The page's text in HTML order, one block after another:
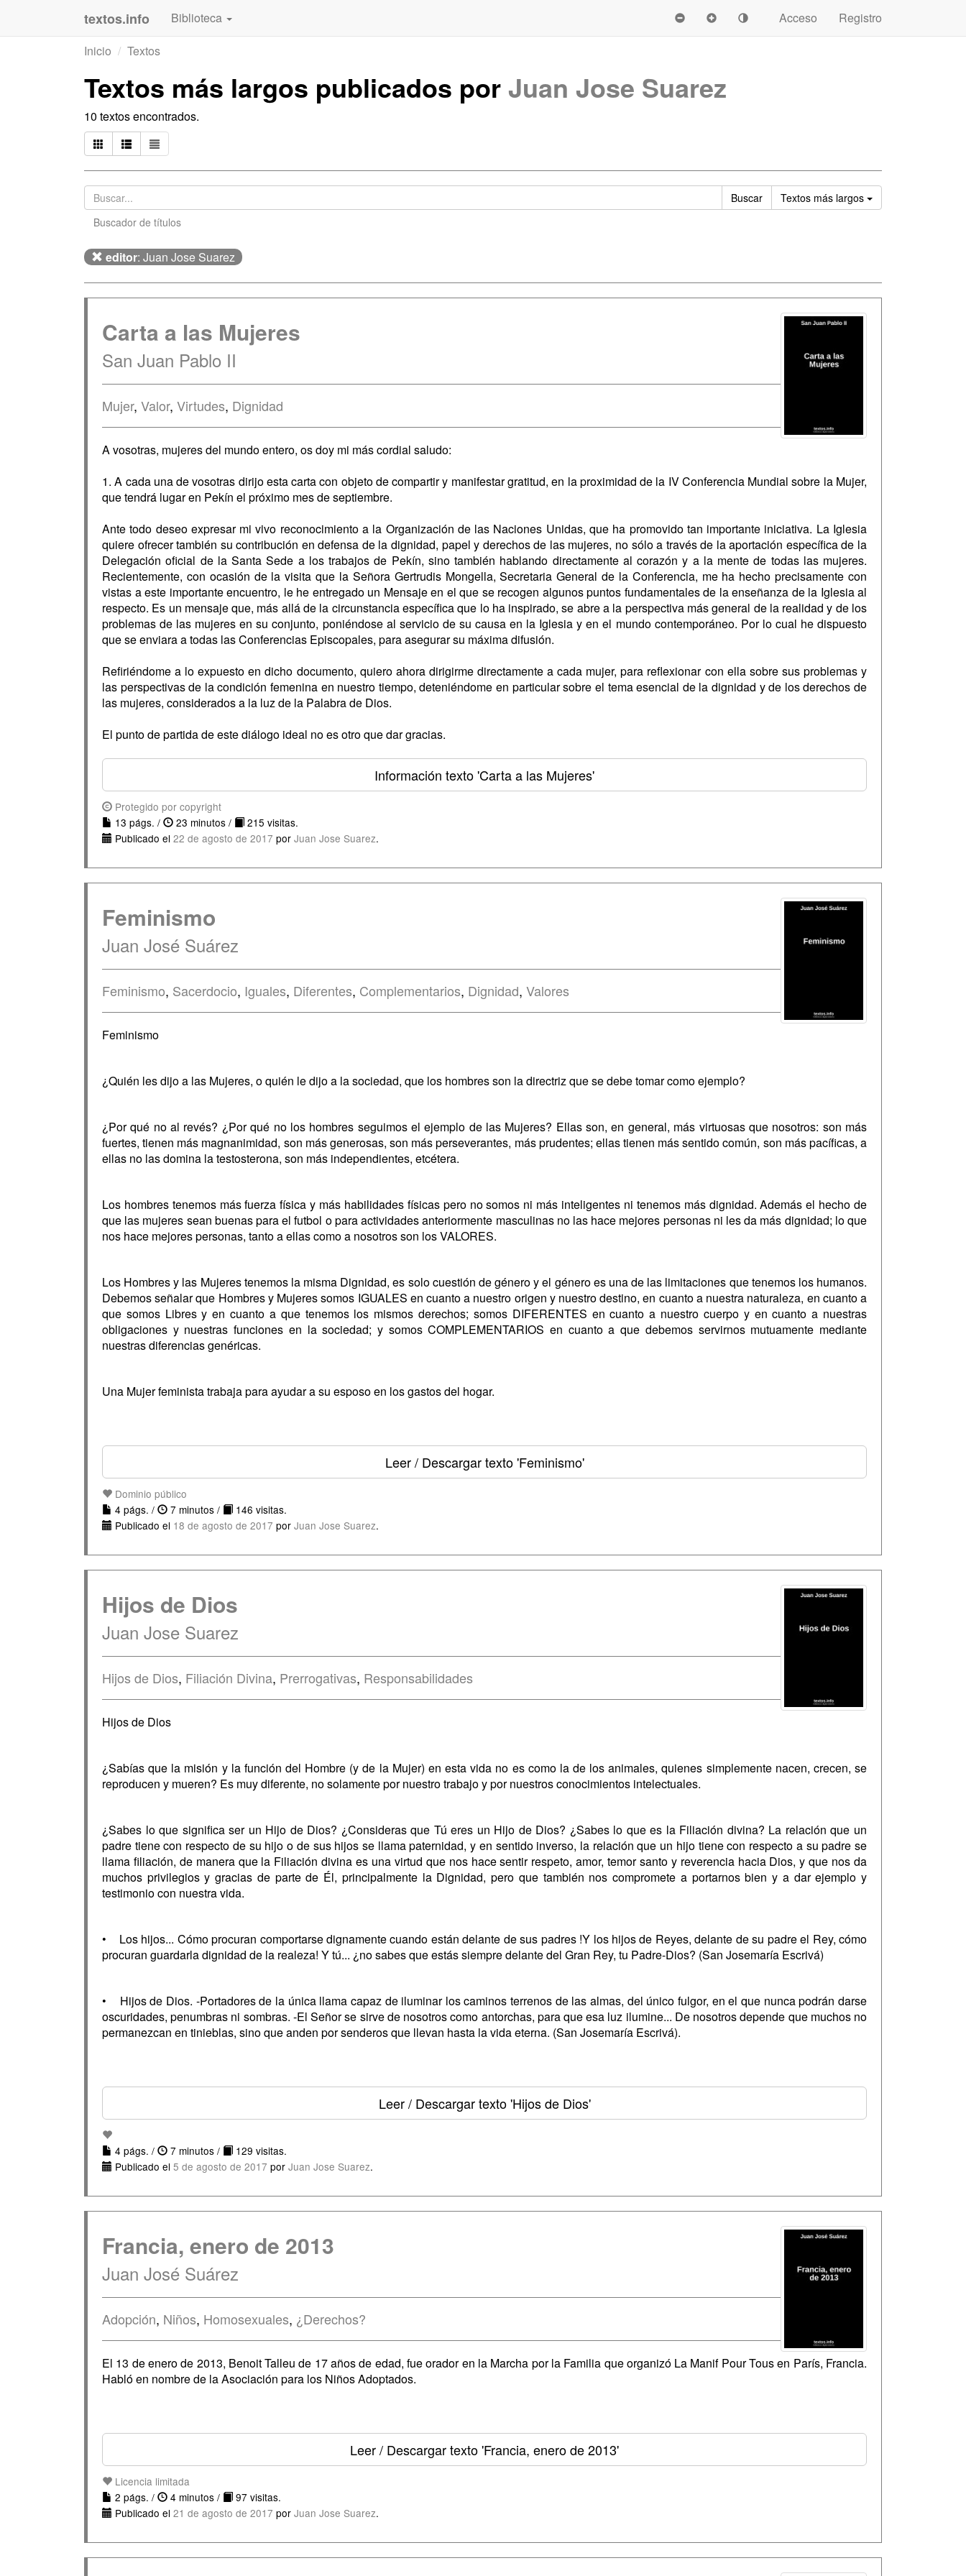
textos.info Biblioteca Acceso
Registro
Inicio
Textos
Textos más largos publicados por Juan Jose Suarez
10 textos encontrados.
Buscar Textos más largos Ordenar
Buscador de títulos
editor: Juan Jose Suarez
Carta a las Mujeres
San Juan Pablo II
Mujer, Valor, Virtudes, Dignidad
A vosotras, mujeres del mundo entero, os doy mi más cordial saludo:
1. A cada una de vosotras dirijo esta carta con objeto de compartir y manifestar gratitud, en la proximidad de la IV Conferencia Mundial sobre la Mujer,
que tendrá lugar en Pekín el próximo mes de septiembre.
Ante todo deseo expresar mi vivo reconocimiento a la Organización de las Naciones Unidas, que ha promovido tan importante iniciativa. La Iglesia
quiere ofrecer también su contribución en defensa de la dignidad, papel y derechos de las mujeres, no sólo a través de la aportación específica de la
Delegación oficial de la Santa Sede a los trabajos de Pekín, sino también hablando directamente al corazón y a la mente de todas las mujeres.
Recientemente, con ocasión de la visita que la Señora Gertrudis Mongella, Secretaria General de la Conferencia, me ha hecho precisamente con
vistas a este importante encuentro, le he entregado un Mensaje en el que se recogen algunos puntos fundamentales de la enseñanza de la Iglesia al
respecto. Es un mensaje que, más allá de la circunstancia específica que lo ha inspirado, se abre a la perspectiva más general de la realidad y de los
problemas de las mujeres en su conjunto, poniéndose al servicio de su causa en la Iglesia y en el mundo contemporáneo. Por lo cual he dispuesto
que se enviara a todas las Conferencias Episcopales, para asegurar su máxima difusión.
Refiriéndome a lo expuesto en dicho documento, quiero ahora dirigirme directamente a cada mujer, para reflexionar con ella sobre sus problemas y
las perspectivas de la condición femenina en nuestro tiempo, deteniéndome en particular sobre el tema esencial de la dignidad y de los derechos de
las mujeres, considerados a la luz de la Palabra de Dios.
El punto de partida de este diálogo ideal no es otro que dar gracias.
Información texto'Carta a las Mujeres'
Protegido por copyright
13 págs. /
23 minutos /
215 visitas.
Publicado el 22 de agosto de 2017 por Juan Jose Suarez.
Feminismo
Juan José Suárez
Feminismo, Sacerdocio, Iguales, Diferentes, Complementarios, Dignidad, Valores
Feminismo
¿Quién les dijo a las Mujeres, o quién le dijo a la sociedad, que los hombres son la directriz que se debe tomar como ejemplo?
¿Por qué no al revés? ¿Por qué no los hombres seguimos el ejemplo de las Mujeres? Ellas son, en general, más virtuosas que nosotros: son más
fuertes, tienen más magnanimidad, son más generosas, son más perseverantes, más prudentes; ellas tienen más sentido común, son más pacíficas, a
ellas no las domina la testosterona, son más independientes, etcétera.
Los hombres tenemos más fuerza física y más habilidades físicas pero no somos ni más inteligentes ni tenemos más dignidad. Además el hecho de
que las mujeres sean buenas para el futbol o para actividades anteriormente masculinas no las hace mejores personas ni les da más dignidad; lo que
nos hace mejores personas, tanto a ellas como a nosotros son los VALORES.
Los Hombres y las Mujeres tenemos la misma Dignidad, es solo cuestión de género y el género es una de las limitaciones que tenemos los humanos.
Debemos señalar que Hombres y Mujeres somos IGUALES en cuanto a nuestro origen y nuestro destino, en cuanto a nuestra naturaleza, en cuanto a
que somos Libres y en cuanto a que tenemos los mismos derechos; somos DIFERENTES en cuanto a nuestro cuerpo y en cuanto a nuestras
obligaciones y nuestras funciones en la sociedad; y somos COMPLEMENTARIOS en cuanto a que debemos servirnos mutuamente mediante
nuestras diferencias genéricas.
Una Mujer feminista trabaja para ayudar a su esposo en los gastos del hogar.
Leer / Descargar texto'Feminismo'
Dominio público
4 págs. /
7 minutos /
146 visitas.
Publicado el 18 de agosto de 2017 por Juan Jose Suarez.
Hijos de Dios
Juan Jose Suarez
Hijos de Dios, Filiación Divina, Prerrogativas, Responsabilidades
Hijos de Dios
¿Sabías que la misión y la función del Hombre (y de la Mujer) en esta vida no es como la de los animales, quienes simplemente nacen, crecen, se
reproducen y mueren? Es muy diferente, no solamente por nuestro trabajo y por nuestros conocimientos intelectuales.
¿Sabes lo que significa ser un Hijo de Dios? ¿Consideras que Tú eres un Hijo de Dios? ¿Sabes lo que es la Filiación divina? La relación que un
padre tiene con respecto de su hijo o de sus hijos se llama paternidad, y en sentido inverso, la relación que un hijo tiene con respecto a su padre se
llama filiación, de manera que la Filiación divina es una virtud que nos hace sentir respeto, amor, temor santo y reverencia hacia Dios, y que nos da
muchos privilegios y gracias de parte de Él, principalmente la Dignidad, pero que también nos compromete a portarnos bien y a dar ejemplo y
testimonio con nuestra vida.
• Los hijos... Cómo procuran comportarse dignamente cuando están delante de sus padres !Y los hijos de Reyes, delante de su padre el Rey, cómo
procuran guardarla dignidad de la realeza! Y tú... ¿no sabes que estás siempre delante del Gran Rey, tu Padre-Dios? (San Josemaría Escrivá)
• Hijos de Dios. -Portadores de la única llama capaz de iluminar los caminos terrenos de las almas, del único fulgor, en el que nunca podrán darse
oscuridades, penumbras ni sombras. -El Señor se sirve de nosotros como antorchas, para que esa luz ilumine... De nosotros depende que muchos no
permanezcan en tinieblas, sino que anden por senderos que llevan hasta la vida eterna. (San Josemaría Escrivá).
Leer / Descargar texto'Hijos de Dios'
4 págs. / 7 minutos /
129 visitas.
Publicado el 5 de agosto de 2017 por Juan Jose Suarez.
Francia, enero de 2013
Juan José Suárez
Adopción, Niños, Homosexuales, ¿Derechos?
El 13 de enero de 2013, Benoit Talleu de 17 años de edad, fue orador en la Marcha por la Familia que organizó La Manif Pour Tous en París, Francia.
Habló en nombre de la Asociación para los Niños Adoptados.
Leer / Descargar texto'Francia, enero de 2013'
Licencia limitada
2 págs. /
4 minutos /
97 visitas.
Publicado el 21 de agosto de 2017 por Juan Jose Suarez.